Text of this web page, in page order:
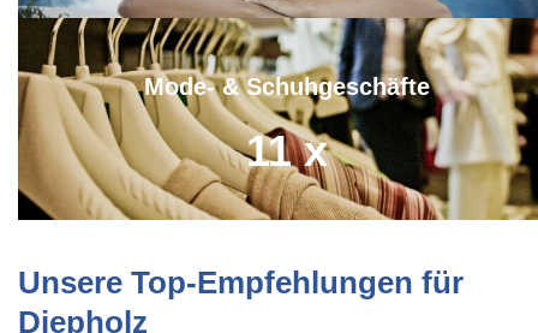
Mode- & Schuhgeschäfte
11 x
Unsere Top-Empfehlungen für
Diepholz